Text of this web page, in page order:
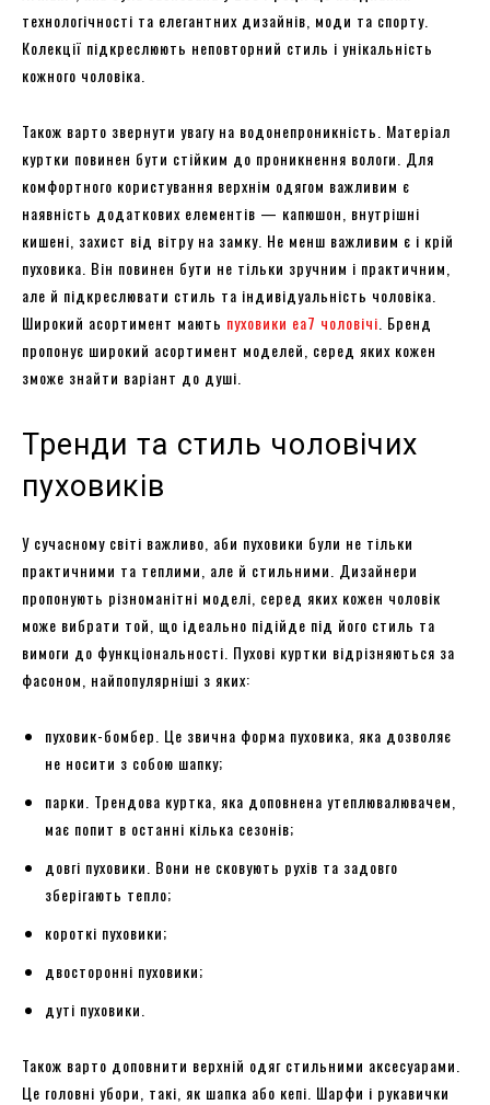
технологічності та елегантних дизайнів, моди та спорту.
Колекції підкреслюють неповторний стиль і унікальність
кожного чоловіка.
Також варто звернути увагу на водонепроникність. Матеріал
куртки повинен бути стійким до проникнення вологи. Для
комфортного користування верхнім одягом важливим є
наявність додаткових елементів — капюшон, внутрішні
кишені, захист від вітру на замку. Не менш важливим є і крій
пуховика. Він повинен бути не тільки зручним і практичним,
але й підкреслювати стиль та індивідуальність чоловіка.
Широкий асортимент мають пуховики ea7 чоловічі . Бренд
пропонує широкий асортимент моделей, серед яких кожен
зможе знайти варіант до душі.
Тренди та стиль чоловічих
пуховиків
У сучасному світі важливо, аби пуховики були не тільки
практичними та теплими, але й стильними. Дизайнери
пропонують різноманітні моделі, серед яких кожен чоловік
може вибрати той, що ідеально підійде під його стиль та
вимоги до функціональності. Пухові куртки відрізняються за
фасоном, найпопулярніші з яких:
пуховик-бомбер. Це звична форма пуховика, яка дозволяє
не носити з собою шапку;
парки. Трендова куртка, яка доповнена утеплювалювачем,
має попит в останні кілька сезонів;
довгі пуховики. Вони не сковують рухів та задовго
зберігають тепло;
короткі пуховики;
двосторонні пуховики;
дуті пуховики.
Також варто доповнити верхній одяг стильними аксесуарами.
Це головні убори, такі, як шапка або кепі. Шарфи і рукавички